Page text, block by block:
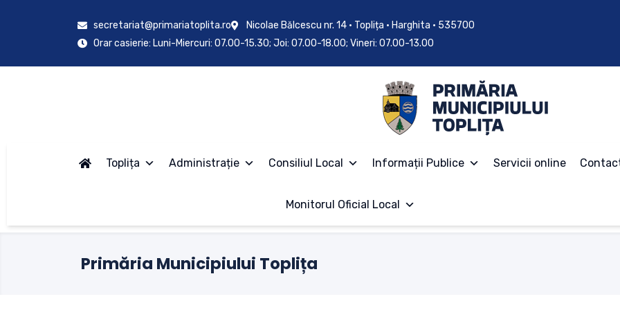
secretariat@primariatoplita.ro
Nicolae Bălcescu nr. 14 • Toplița • Harghita • 535700
Orar casierie: Luni-Miercuri: 07.00-15.30; Joi: 07.00-18.00; Vineri: 07.00-13.00
Toplița Administrație Consiliul Local Informații Publice Servicii online
Monitorul Oficial Local
Primăria Municipiului Toplița